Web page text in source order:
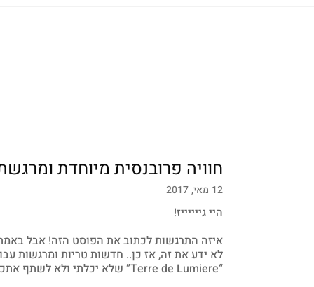
חוויה פרובנסית מיוחדת
12 מאי, 2017
היי גייייייז!
איזה התרגשות לכתוב את הפוסט הזה! אבל
לא ידע את זה, אז כן.. חדשות טריות ומרגשות
“Terre de Lumiere” שלא יכלתי ולא לשתף אתכם בתמונות!